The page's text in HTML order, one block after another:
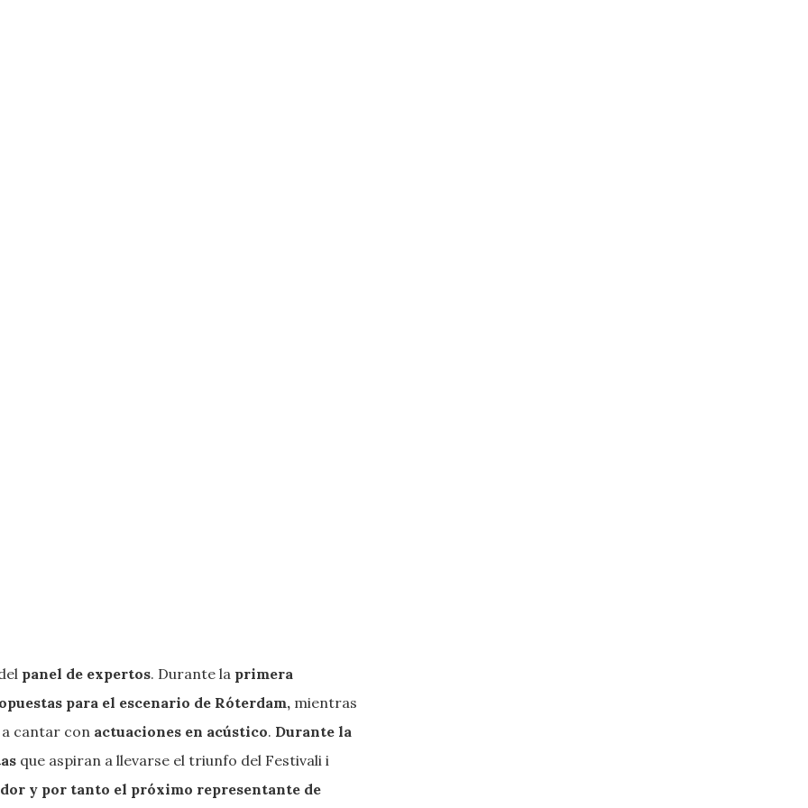
panel de expertos. Durante la primera
para el escenario de Róterdam, mientras
cantar con actuaciones en acústico. Durante la
que aspiran a llevarse el triunfo del Festivali i
y por tanto el próximo representante de